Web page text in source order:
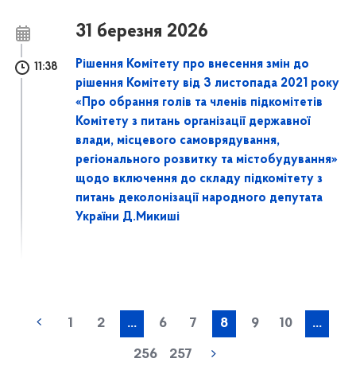
31 березня 2026
11:38
Рішення Комітету про внесення змін до
рішення Комітету від 3 листопада 2021 року
«Про обрання голів та членів підкомітетів
Комітету з питань організації державної
влади, місцевого самоврядування,
регіонального розвитку та містобудування»
щодо включення до складу підкомітету з
питань деколонізації народного депутата
України Д.Микиші
1 2 ... 6 7 8 9 10 ...
256 257